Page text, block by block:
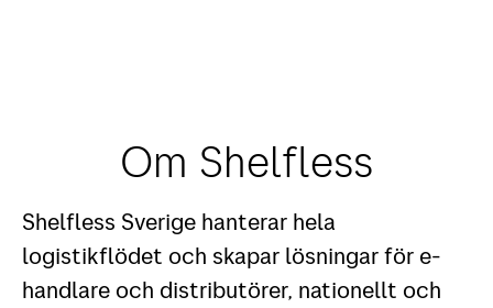
Om Shelfless
Shelfless Sverige hanterar hela
logistikflödet och skapar lösningar för e-
handlare och distributörer, nationellt och